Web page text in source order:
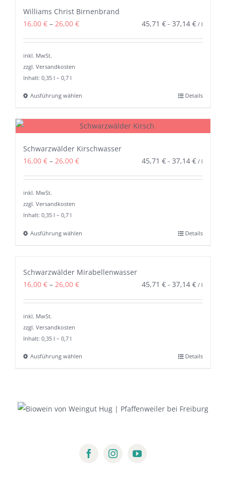
Williams Christ Birnenbrand
16,00 € – 26,00 € 45,71 € – 37,14 € / l
inkl. MwSt.
zzgl. Versandkosten
Inhalt: 0,35 l – 0,7 l
Ausführung wählen
weist
Varianten
Die
gewählt
Details
Schwarzwälder Kirschwasser
16,00 € – 26,00 € 45,71 € – 37,14 € / l
inkl. MwSt.
zzgl. Versandkosten
Inhalt: 0,35 l – 0,7 l
Ausführung wählen
mehrere
auf.
gewählt
Details
Schwarzwälder Mirabellenwasser
16,00 € – 26,00 € 45,71 € – 37,14 € / l
inkl. MwSt.
zzgl. Versandkosten
Inhalt: 0,35 l – 0,7 l
Ausführung wählen
Varianten
Optionen
Details